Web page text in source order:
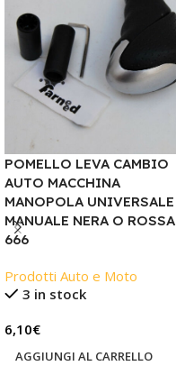
POMELLO LEVA CAMBIO
AUTO MACCHINA
MANOPOLA UNIVERSALE
MANUALE NERA O ROSSA
666
Prodotti Auto e Moto
3 in stock
6,10€
AGGIUNGI AL CARRELLO